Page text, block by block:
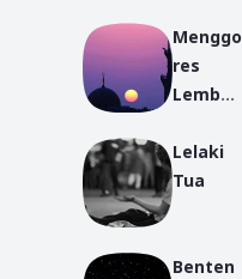
Menggo
res
Lembar
Kosong
Lelaki
Tua
Benten